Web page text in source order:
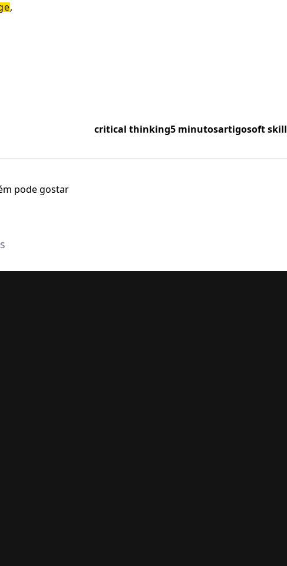
,
critical thinking5 minutosartigosoft skill
pode gostar